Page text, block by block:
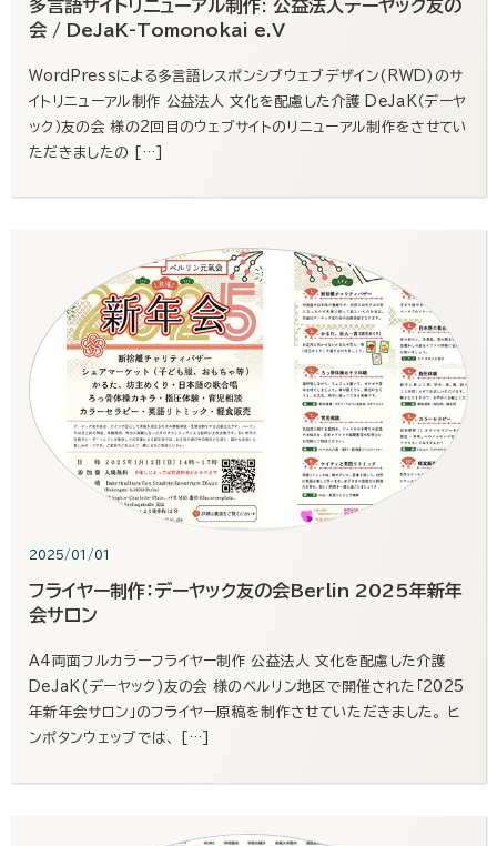
多言語サイトリニューアル制作: 公益法人デーヤック友の
会 / DeJaK-Tomonokai e.V
WordPressによる多言語レスポンシブウェブデザイン(RWD)のサ
イトリニューアル制作 公益法人 文化を配慮した介護 DeJaK（デーヤ
ック）友の会 様の2回目のウェブサイトのリニューアル制作をさせてい
ただきましたの […]
2025/01/01
フライヤー制作：デーヤック友の会Berlin 2025年新年
会サロン
A4両面フルカラーフライヤー制作 公益法人 文化を配慮した介護
DeJaK(デーヤック)友の会 様のベルリン地区で開催された「2025
年新年会サロン」のフライヤー原稿を制作させていただきました。 ヒ
ンポタンウェッブでは、 […]